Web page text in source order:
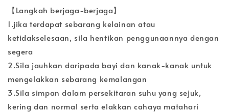
【Langkah berjaga-berjaga】
1.jika terdapat sebarang kelainan atau
ketidakselesaan, sila hentikan penggunaannya dengan
segera
2.Sila jauhkan daripada bayi dan kanak-kanak untuk
mengelakkan sebarang kemalangan
3.Sila simpan dalam persekitaran suhu yang sejuk,
kering dan normal serta elakkan cahaya matahari